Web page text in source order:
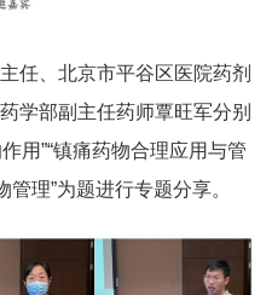
任、北京市平谷区医院药剂
学部副主任药师覃旺军分别
用”“镇痛药物合理应用与管
理”为题进行专题分享。